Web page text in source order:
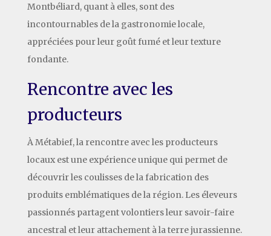
Montbéliard, quant à elles, sont des
incontournables de la gastronomie locale,
appréciées pour leur goût fumé et leur texture
fondante.
Rencontre avec les
producteurs
À Métabief, la rencontre avec les producteurs
locaux est une expérience unique qui permet de
découvrir les coulisses de la fabrication des
produits emblématiques de la région. Les éleveurs
passionnés partagent volontiers leur savoir-faire
ancestral et leur attachement à la terre jurassienne.